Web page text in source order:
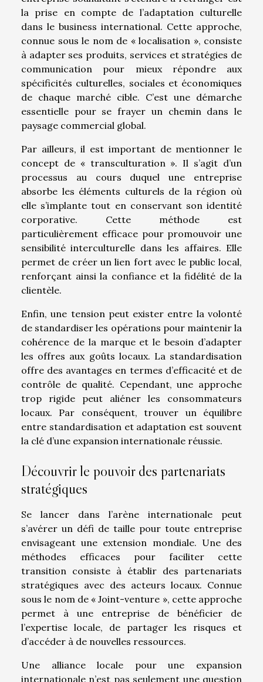
la prise en compte de l’adaptation culturelle
dans le business international. Cette approche,
connue sous le nom de « localisation », consiste
à adapter ses produits, services et stratégies de
communication pour mieux répondre aux
spécificités culturelles, sociales et économiques
de chaque marché cible. C’est une démarche
essentielle pour se frayer un chemin dans le
paysage commercial global.
Par ailleurs, il est important de mentionner le
concept de « transculturation ». Il s’agit d’un
processus au cours duquel une entreprise
absorbe les éléments culturels de la région où
elle s’implante tout en conservant son identité
corporative. Cette méthode est
particulièrement efficace pour promouvoir une
sensibilité interculturelle dans les affaires. Elle
permet de créer un lien fort avec le public local,
renforçant ainsi la confiance et la fidélité de la
clientèle.
Enfin, une tension peut exister entre la volonté
de standardiser les opérations pour maintenir la
cohérence de la marque et le besoin d’adapter
les offres aux goûts locaux. La standardisation
offre des avantages en termes d’efficacité et de
contrôle de qualité. Cependant, une approche
trop rigide peut aliéner les consommateurs
locaux. Par conséquent, trouver un équilibre
entre standardisation et adaptation est souvent
la clé d’une expansion internationale réussie.
Découvrir le pouvoir des partenariats
stratégiques
Se lancer dans l’arène internationale peut
s’avérer un défi de taille pour toute entreprise
envisageant une extension mondiale. Une des
méthodes efficaces pour faciliter cette
transition consiste à établir des partenariats
stratégiques avec des acteurs locaux. Connue
sous le nom de « Joint-venture », cette approche
permet à une entreprise de bénéficier de
l’expertise locale, de partager les risques et
d’accéder à de nouvelles ressources.
Une alliance locale pour une expansion
internationale n’est pas seulement une question